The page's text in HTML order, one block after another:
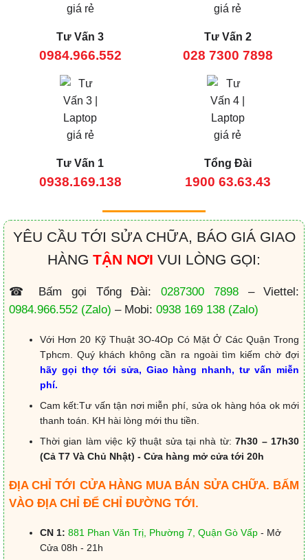
Tư Vấn 3
0984.966.552
Tư Vấn 2
028 7300 7898
Tư Vấn 1
0938.169.138
Tổng Đài
1900 63.63.43
YÊU CẦU TỚI SỬA CHỮA, BÁO GIÁ GIAO
HÀNG TẬN NƠI VUI LÒNG GỌI:
☎ Bấm gọi Tổng Đài:0287300 7898– Viettel:
0984.966.552 (Zalo) – Mobi: 0938 169 138 (Zalo)
Với Hơn 20 Kỹ Thuật 3O-4Op Có Mặt Ở Các Quận Trong
Tphcm. Quý khách không cần ra ngoài tìm kiếm chờ đợi
hãy gọi thợ tới sửa, Giao hàng nhanh, tư vấn miễn
phí.
Cam kết:Tư vấn tận nơi miễn phí, sửa ok hàng hóa ok mới
thanh toán. KH hài lòng mới thu tiền.
Thời gian làm việc kỹ thuật sửa tại nhà từ: 7h30 – 17h30
(Cả T7 Và Chủ Nhật) - Cửa hàng mở cửa tới 20h
ĐỊA CHỈ TỚI CỬA HÀNG MUA BÁN SỬA CHỮA. BẤM
VÀO ĐỊA CHỈ ĐỂ CHỈ ĐƯỜNG TỚI.
CN 1: 881 Phan Văn Trị, Phường 7, Quận Gò Vấp- Mở
Cửa 08h - 21h